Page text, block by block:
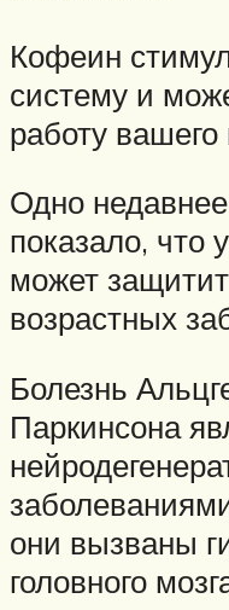
Кофеин
систему и
работу вашего
Одно
показало, что
может
возрастных
Болезнь
Паркинсона
они вызваны
головного